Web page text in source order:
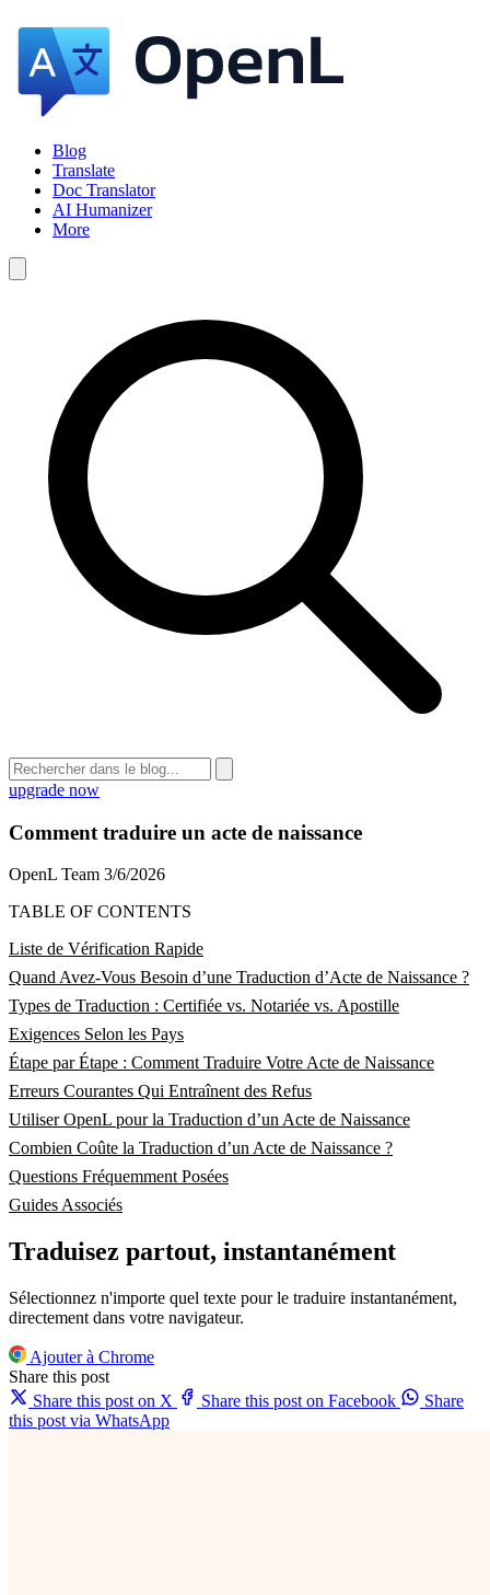
Blog
Translate
Doc Translator
AI Humanizer
More
upgrade now
Comment traduire un acte de naissance
OpenL Team 3/6/2026
TABLE OF CONTENTS
Liste de Vérification Rapide
Quand Avez-Vous Besoin d’une Traduction d’Acte de Naissance ?
Types de Traduction : Certifiée vs. Notariée vs. Apostille
Exigences Selon les Pays
Étape par Étape : Comment Traduire Votre Acte de Naissance
Erreurs Courantes Qui Entraînent des Refus
Utiliser OpenL pour la Traduction d’un Acte de Naissance
Combien Coûte la Traduction d’un Acte de Naissance ?
Questions Fréquemment Posées
Guides Associés
Traduisez partout, instantanément
Sélectionnez n'importe quel texte pour le traduire instantanément,
directement dans votre navigateur.
Ajouter à Chrome
Share this post
Share this post on X
Share this post on Facebook
Share
this post via WhatsApp